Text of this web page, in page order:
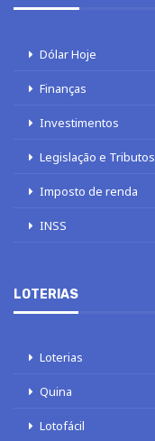
Dólar Hoje
Finanças
Investimentos
Legislação e Tributos
Imposto de renda
INSS
LOTERIAS
Loterias
Quina
Lotofácil